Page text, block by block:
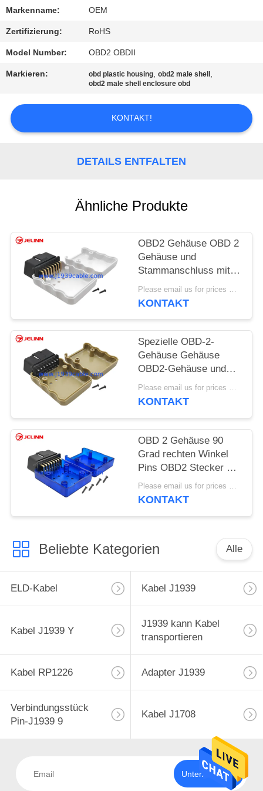
MIT
UNS
VERBINDUNG
FORDERN
Markenname: OEM
Zertifizierung: RoHS
Model Number: OBD2 OBDII
Markieren: obd plastic housing,obd2 male shell ,
obd2 male shell enclosure obd
KONTAKT!
DETAILS ENTFALTEN
Ähnliche Produkte
OBD2 Gehäuse OBD 2
Gehäuse und
Stammanschluss mit
rechtwinkligen Pins
Please email us for prices MOQ:100 Stück
KONTAKT
Spezielle OBD-2-
Gehäuse Gehäuse
OBD2-Gehäuse und
männliche Steckdose
mit gerader Nadel
Please email us for prices MOQ:100 pcs
KONTAKT
OBD 2 Gehäuse 90
Grad rechten Winkel
Pins OBD2 Stecker mit
Gehäuse
Please email us for prices MOQ:100 Stück
KONTAKT
Beliebte Kategorien Alle
ELD-Kabel Kabel J1939
Kabel J1939 Y
J1939 kann Kabel
transportieren
Kabel RP1226 Adapter J1939
Verbindungsstück
Pin-J1939 9
Kabel J1708
Unterzeichnen